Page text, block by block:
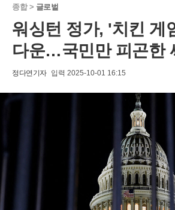
종합 > 글로벌
워싱턴 정가, '치킨 게
다운…국민만 피곤한
정다연기자 입력 2025-10-01 16:15